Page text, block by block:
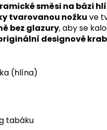
směsi na bázi
tvarovanou nožku ve
bez glazury, aby se
designové
(hlína)
tabáku